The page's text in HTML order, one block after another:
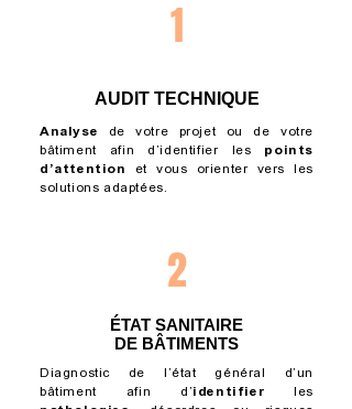
1
AUDIT TECHNIQUE
Analyse
de votre projet ou de votre
bâtiment afin d’identifier les points
d’attention
et vous orienter vers les
solutions adaptées.
2
ÉTAT SANITAIRE
DE BÂTIMENTS
Diagnostic de l’état général d’un
bâtiment afin d’identifier les